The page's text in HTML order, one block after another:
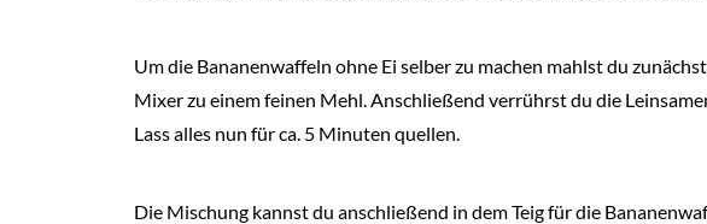
Um die Bananenwaffeln ohne Ei selber zu machen mahlst du
Mixer zu einem feinen Mehl. Anschließend verrührst du die
Lass alles nun für ca. 5 Minuten quellen.
Die Mischung kannst du anschließend in dem Teig für die